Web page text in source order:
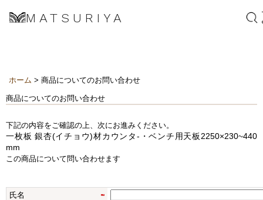
MATSURIYA
ホーム > 商品についてのお問い合わせ
商品についてのお問い合わせ
下記の内容をご確認の上、次にお進みください。
一枚板 銀杏(イチョウ)材カウンタ-・ベンチ用天板2250×230~440
mm
この商品について問い合わせます
氏名